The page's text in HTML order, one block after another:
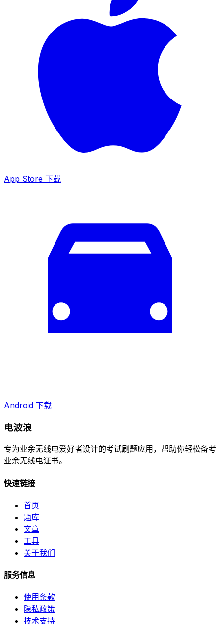
App Store 下载
Android 下载
电波浪
专为业余无线电爱好者设计的考试刷题应用，帮助你轻松备考
业余无线电证书。
快速链接
首页
题库
文章
工具
关于我们
服务信息
使用条款
隐私政策
技术支持